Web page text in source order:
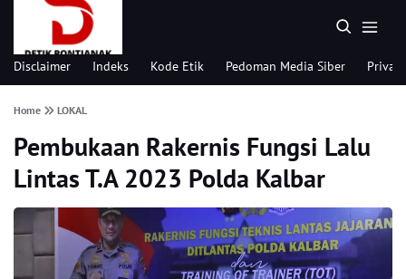
Disclaimer Indeks Kode Etik Pedoman Media Siber
Home LOKAL
Pembukaan Rakernis Fungsi Lalu
Lintas T.A 2023 Polda Kalbar